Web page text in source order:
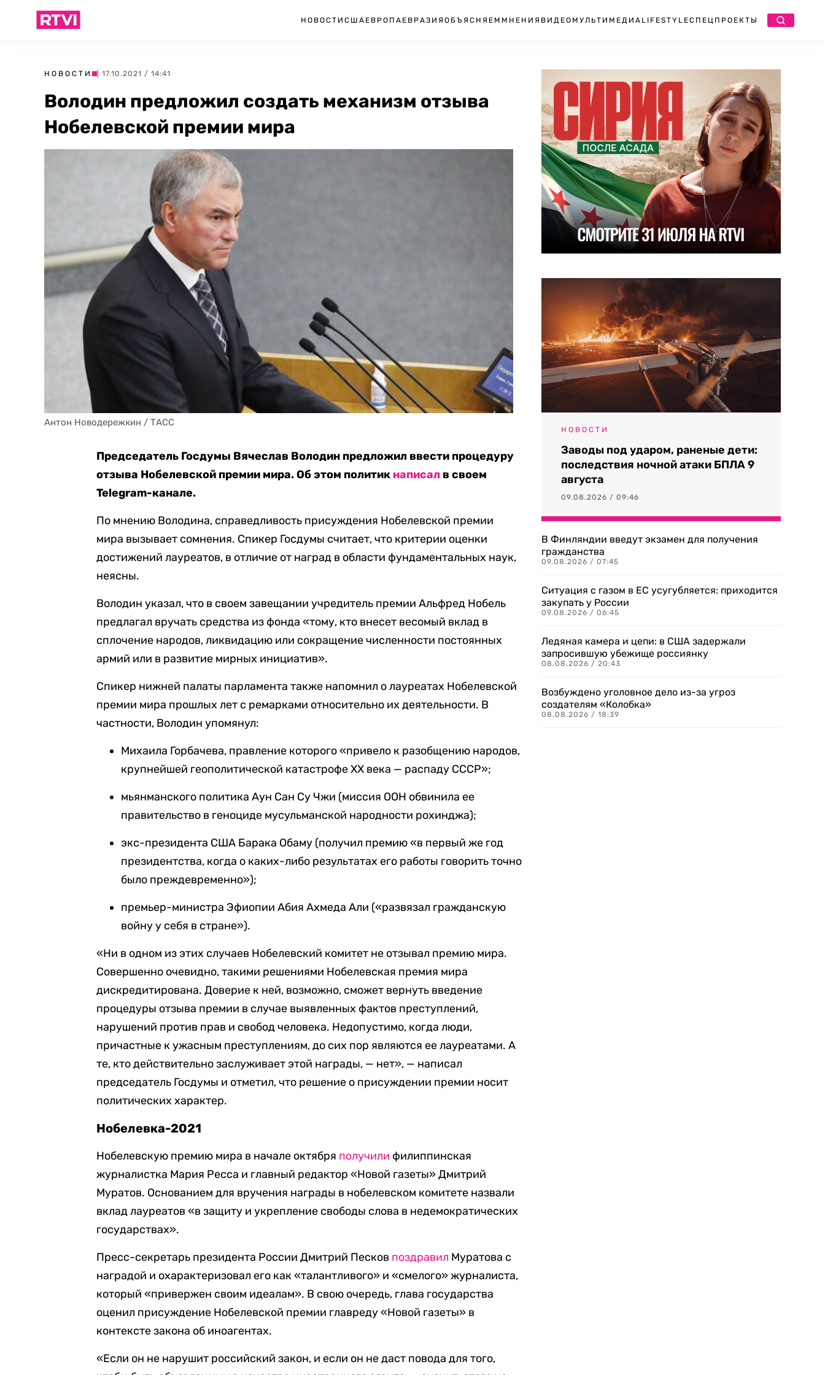
НОВОСТИ США ЕВРОПА ЕВРАЗИЯ ОБЪЯСНЯЕМ МНЕНИЯ ВИДЕО МУЛЬТИМЕДИА LIFESTYLEСПЕЦПРОЕКТЫ
НОВОСТИ | 17.10.2021 / 14:41
Володин предложил создать механизм отзыва
Нобелевской премии мира
Антон Новодережкин / ТАСС
Председатель Госдумы Вячеслав Володин предложил ввести процедуру
отзыва Нобелевской премии мира. Об этом политик написал в своем
Telegram-канале.
По мнению Володина, справедливость присуждения Нобелевской премии
мира вызывает сомнения. Спикер Госдумы считает, что критерии оценки
достижений лауреатов, в отличие от наград в области фундаментальных наук,
неясны.
Володин указал, что в своем завещании учредитель премии Альфред Нобель
предлагал вручать средства из фонда «тому, кто внесет весомый вклад в
сплочение народов, ликвидацию или сокращение численности постоянных
армий или в развитие мирных инициатив».
Спикер нижней палаты парламента также напомнил о лауреатах Нобелевской
премии мира прошлых лет с ремарками относительно их деятельности. В
частности, Володин упомянул:
Михаила Горбачева, правление которого «привело к разобщению народов,
крупнейшей геополитической катастрофе ХХ века — распаду СССР»;
мьянманского политика Аун Сан Су Чжи (миссия ООН обвинила ее
правительство в геноциде мусульманской народности рохинджа);
экс-президента США Барака Обаму (получил премию «в первый же год
президентства, когда о каких-либо результатах его работы говорить точно
было преждевременно»);
премьер-министра Эфиопии Абия Ахмеда Али («развязал гражданскую
войну у себя в стране»).
«Ни в одном из этих случаев Нобелевский комитет не отзывал премию мира.
Совершенно очевидно, такими решениями Нобелевская премия мира
дискредитирована. Доверие к ней, возможно, сможет вернуть введение
процедуры отзыва премии в случае выявленных фактов преступлений,
нарушений против прав и свобод человека. Недопустимо, когда люди,
причастные к ужасным преступлениям, до сих пор являются ее лауреатами. А
те, кто действительно заслуживает этой награды, — нет», — написал
председатель Госдумы и отметил, что решение о присуждении премии носит
политических характер.
Нобелевка-2021
Нобелевскую премию мира в начале октября получили филиппинская
журналистка Мария Ресса и главный редактор «Новой газеты» Дмитрий
Муратов. Основанием для вручения награды в нобелевском комитете назвали
вклад лауреатов «в защиту и укрепление свободы слова в недемократических
государствах».
Пресс-секретарь президента России Дмитрий Песков поздравил Муратова с
наградой и охарактеризовал его как «талантливого» и «смелого» журналиста,
который «привержен своим идеалам». В свою очередь, глава государства
оценил присуждение Нобелевской премии главреду «Новой газеты» в
контексте закона об иноагентах.
«Если он не нарушит российский закон, и если он не даст повода для того,
НОВОСТИ
Заводы под ударом, раненые дети:
последствия ночной атаки БПЛА 9
августа
09.08.2026 / 09:46
В Финляндии введут экзамен для получения
гражданства
09.08.2026 / 07:45
Ситуация с газом в ЕС усугубляется: приходится
закупать у России
09.08.2026 / 06:45
Ледяная камера и цепи: в США задержали
запросившую убежище россиянку
08.08.2026 / 20:43
Возбуждено уголовное дело из-за угроз
создателям «Колобка»
08.08.2026 / 18:39